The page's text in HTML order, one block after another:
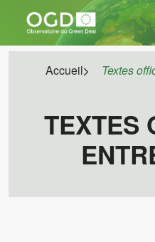
×
Rechercher
site
Accueil Textes
TEXTES